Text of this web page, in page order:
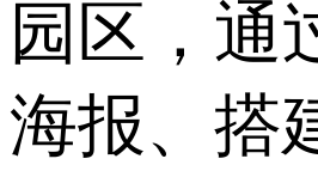
园区，通
海报、搭